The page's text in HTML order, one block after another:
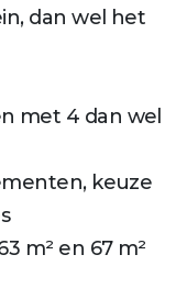
dan wel het
met 4 dan wel
keuze
m² en 67 m²